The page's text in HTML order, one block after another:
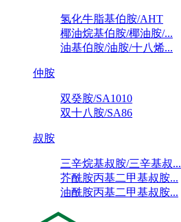
氢化牛脂基伯胺/AHT
椰油烷基伯胺/椰油胺/...
油基伯胺/油胺/十八烯...
仲胺
双癸胺/SA1010
双十八胺/SA86
叔胺
三辛烷基叔胺/三辛基叔...
芥酰胺丙基二甲基叔胺...
油酰胺丙基二甲基叔胺...